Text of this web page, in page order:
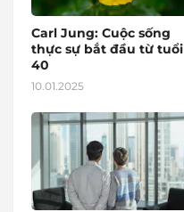
Carl Jung: Cuộc sống
thực sự bắt đầu từ tuổi
40
10.01.2025